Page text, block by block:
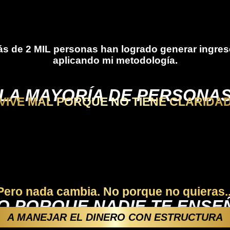
de 2 MIL personas han logrado generar
aplicando mi metodología.
MAYORÍA DE
MAL PORQUE NO TIENE
nada cambia. No porque no
PORQUE NADIE TE
A MANEJAR EL DINERO CON ESTRUCTURA